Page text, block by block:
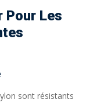
Pour Les
sont résistants